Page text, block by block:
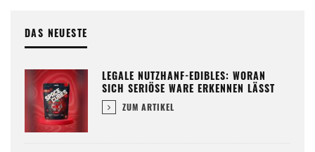
DAS NEUESTE
LEGALE NUTZHANF-EDIBLES: WORAN
SICH SERIÖSE WARE ERKENNEN LÄSST
ZUM ARTIKEL